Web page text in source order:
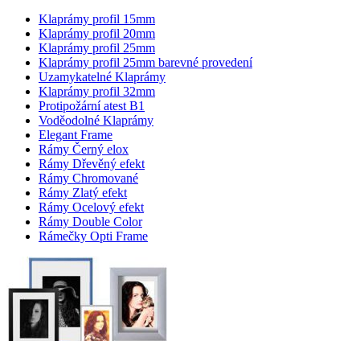
Klaprámy profil 15mm
Klaprámy profil 20mm
Klaprámy profil 25mm
Klaprámy profil 25mm barevné provedení
Uzamykatelné Klaprámy
Klaprámy profil 32mm
Protipožární atest B1
Voděodolné Klaprámy
Elegant Frame
Rámy Černý elox
Rámy Dřevěný efekt
Rámy Chromované
Rámy Zlatý efekt
Rámy Ocelový efekt
Rámy Double Color
Rámečky Opti Frame